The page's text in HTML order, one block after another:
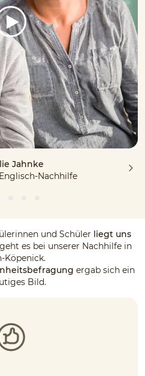
Jahnke
Nachhilfe
und Schüler liegt uns
es bei unserer Nachhilfe in
Köpenick.
ergab sich ein
Bild.